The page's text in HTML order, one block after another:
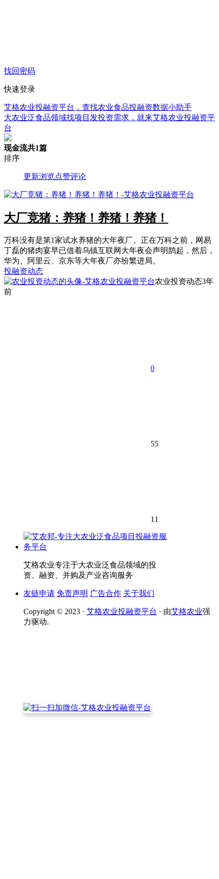
找回密码
快速登录
艾格农业投融资平台，查找农业食品投融资数据小助手
大农业泛食品领域找项目发投资需求，就来艾格农业投融资平
台
现金流共1篇
排序
更新浏览点赞评论
大厂竞猪：养猪！养猪！养猪！
万科没有是第1家试水养猪的大年夜厂。正在万科之前，网易
丁磊的猪肉宴早已借着乌镇互联网大年夜会声明鹊起，然后，
华为、阿里云、京东等大年夜厂亦纷繁进局。
投融资动态
农业投资动态3年
前
0
55
11
艾格农业专注于大农业泛食品领域的投
资、融资、并购及产业咨询服务
友链申请 免责声明 广告合作 关于我们
Copyright © 2023 · 艾格农业投融资平台 · 由艾格农业强
力驱动.